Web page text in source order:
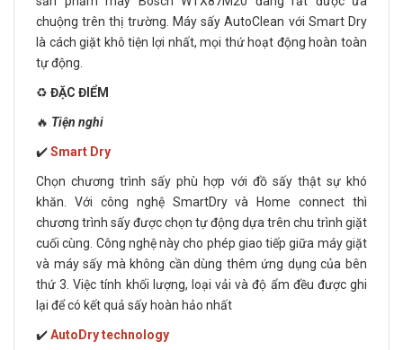
chuộng trên thị trường. Máy sấy AutoClean với Smart Dry
là cách giặt khô tiện lợi nhất, mọi thứ hoạt động hoàn toàn
tự động.
♻️ ĐẶC ĐIỂM
🔥 Tiện nghi
✔️Smart Dry
Chọn chương trình sấy phù hợp với đồ sấy thật sự khó
khăn. Với công nghệ SmartDry và Home connect thì
chương trình sấy được chọn tự động dựa trên chu trình giặt
cuối cùng. Công nghệ này cho phép giao tiếp giữa máy giặt
và máy sấy mà không cần dùng thêm ứng dụng của bên
thứ 3. Việc tính khối lượng, loại vải và độ ẩm đều được ghi
lại để có kết quả sấy hoàn hảo nhất
✔️AutoDry technology